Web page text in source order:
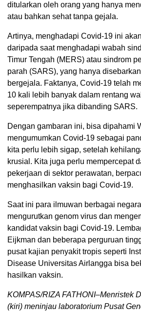
ditularkan oleh orang yang hanya
atau bahkan sehat tanpa gejala.
Artinya, menghadapi Covid-19 ini
daripada saat menghadapi wabah
Timur Tengah (MERS) atau sindrom
parah (SARS), yang hanya
bergejala. Faktanya, Covid-19 telah
10 kali lebih banyak dalam rentang
seperempatnya jika dibanding SARS.
Dengan gambaran ini, bisa dipahami
mengumumkan Covid-19 sebagai
kita perlu lebih sigap, setelah
krusial. Kita juga perlu mempercepat
pekerjaan di sektor perawatan,
menghasilkan vaksin bagi Covid-19.
Saat ini para ilmuwan berbagai
mengurutkan genom virus dan
kandidat vaksin bagi Covid-19.
Eijkman dan beberapa perguruan
pusat kajian penyakit tropis seperti
Disease Universitas Airlangga bisa
hasilkan vaksin.
KOMPAS/RIZA FATHONI–Menristek
(kiri) meninjau laboratorium Pusat